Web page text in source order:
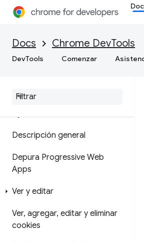
Docs Chrome DevTools
DevTools Comenzar
de memoria
montón
Descripción general
Depura Progressive Web
Apps
Ver y editar
Ver, agregar, editar y eliminar
cookies